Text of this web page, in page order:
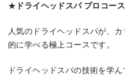
★ ドライヘッドスパ プロコース
人気のドライヘッドスパが、
的に学べる極上コースです。
ドライヘッドスパの技術を学